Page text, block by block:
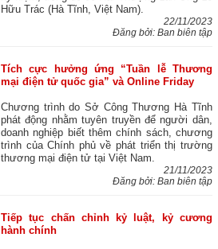
Hữu Trác (Hà Tĩnh, Việt Nam).
22/11/2023
Đăng bởi: Ban biên tập
Tích cực hưởng ứng “Tuần lễ Thương
mại điện tử quốc gia” và Online Friday
Chương trình do Sở Công Thương Hà Tĩnh
phát động nhằm tuyên truyền để người dân,
doanh nghiệp biết thêm chính sách, chương
trình của Chính phủ về phát triển thị trường
thương mại điện tử tại Việt Nam.
21/11/2023
Đăng bởi: Ban biên tập
Tiếp tục chấn chỉnh kỷ luật, kỷ cương
hành chính